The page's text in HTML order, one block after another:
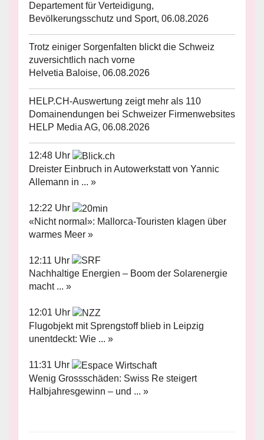
Departement für Verteidigung,
Bevölkerungsschutz und Sport, 06.08.2026
Trotz einiger Sorgenfalten blickt die Schweiz
zuversichtlich nach vorne
Helvetia Baloise, 06.08.2026
HELP.CH-Auswertung zeigt mehr als 110
Domainendungen bei Schweizer Firmenwebsites
HELP Media AG, 06.08.2026
12:48 Uhr
Dreister Einbruch in Autowerkstatt von Yannic
Allemann in ... »
12:22 Uhr
«Nicht normal»: Mallorca-Touristen klagen über
warmes Meer »
12:11 Uhr
Nachhaltige Energien – Boom der Solarenergie
macht ... »
12:01 Uhr
Flugobjekt mit Sprengstoff blieb in Leipzig
unentdeckt: Wie ... »
11:31 Uhr
Wenig Grossschäden: Swiss Re steigert
Halbjahresgewinn – und ... »